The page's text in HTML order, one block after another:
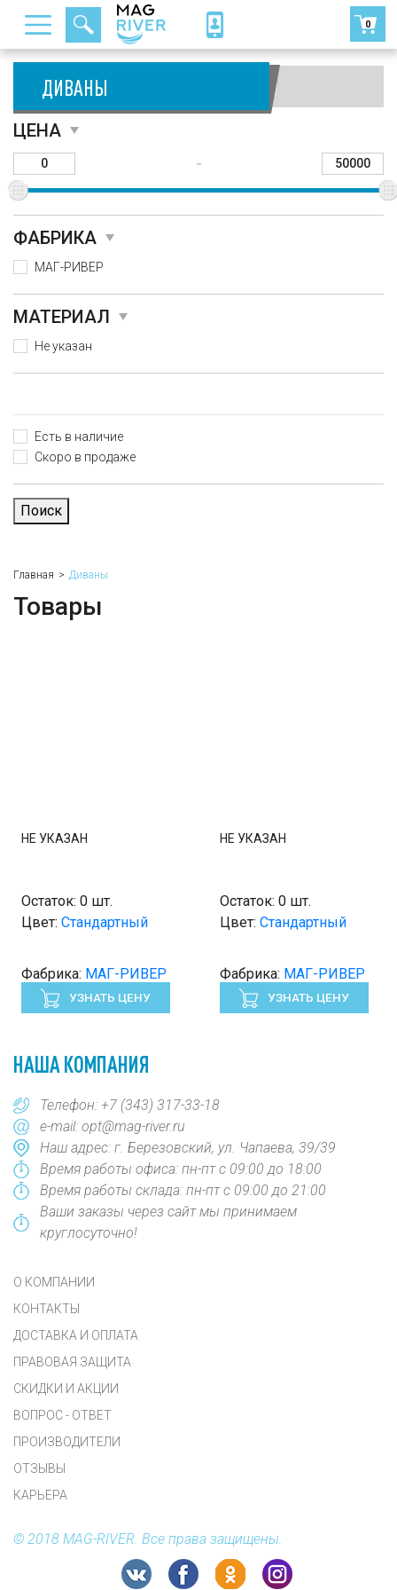
0
ДИВАНЫ
ЦЕНА
-
ФАБРИКА
МАГ-РИВЕР
МАТЕРИАЛ
Не указан
Есть в наличие
Скоро в продаже
Поиск
Главная Диваны
Товары
НЕ УКАЗАН
Остаток: 0 шт.
Цвет: Стандартный
Фабрика: МАГ-РИВЕР
УЗНАТЬ ЦЕНУ
НЕ УКАЗАН
Остаток: 0 шт.
Цвет: Стандартный
Фабрика: МАГ-РИВЕР
УЗНАТЬ ЦЕНУ
НАША КОМПАНИЯ
Телефон: +7 (343) 317-33-18
e-mail: opt@mag-river.ru
Наш адрес: г. Березовский, ул. Чапаева, 39/39
Время работы офиса: пн-пт с 09:00 до 18:00
Время работы склада: пн-пт с 09:00 до 21:00
Ваши заказы через сайт мы принимаем
круглосуточно!
О КОМПАНИИ
КОНТАКТЫ
ДОСТАВКА И ОПЛАТА
ПРАВОВАЯ ЗАЩИТА
СКИДКИ И АКЦИИ
ВОПРОС - ОТВЕТ
ПРОИЗВОДИТЕЛИ
ОТЗЫВЫ
КАРЬЕРА
© 2018 MAG-RIVER. Все права защищены.